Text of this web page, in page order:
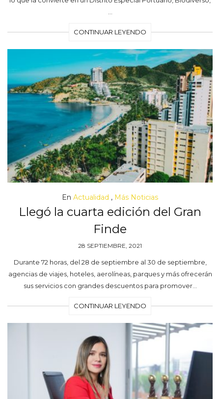
CONTINUAR LEYENDO
En Actualidad , Más Noticias
Llegó la cuarta edición del Gran
Finde
28 SEPTIEMBRE, 2021
Durante 72 horas, del 28 de septiembre al 30 de septiembre,
agencias de viajes, hoteles, aerolíneas, parques y más ofrecerán
sus servicios con grandes descuentos para promover…
CONTINUAR LEYENDO